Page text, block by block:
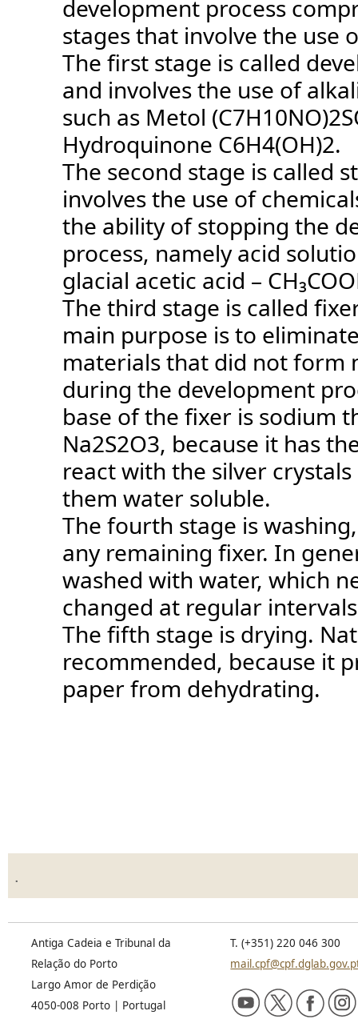
development process
stages that involve the use
The first stage is called
and involves the use of
such as Metol
Hydroquinone C6H4(OH)2.
The second stage is called
involves the use of
the ability of stopping the
process, namely acid
glacial acetic acid –
The third stage is called
main purpose is to
materials that did not form
during the development
base of the fixer is sodium
Na2S2O3, because it has
react with the silver
them water soluble.
The fourth stage is
any remaining fixer. In
washed with water, which
changed at regular
The fifth stage is drying.
recommended, because it
paper from dehydrating.
.
Antiga Cadeia e Tribunal da
Relação do Porto
Largo Amor de Perdição
4050-008 Porto | Portugal
T. (+351) 220 046 300